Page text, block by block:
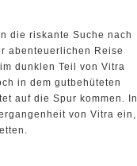
die riskante Suche nach
abenteuerlichen Reise
dunklen Teil von Vitra
in dem gutbehüteten
auf die Spur kommen. In
von Vitra ein,